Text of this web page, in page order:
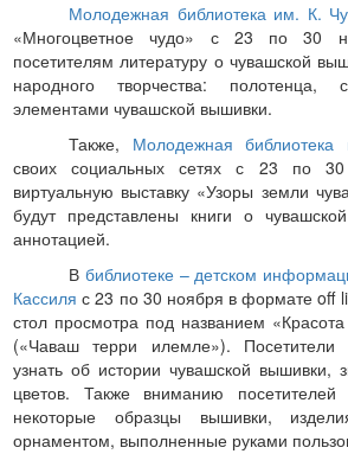
Молодежная библиотека им. К.
«Многоцветное чудо» с 23 по 30
посетителям литературу о чувашской
народного творчества:
элементами чувашской вышивки.
Также, Молодежная библиотека
своих социальных сетях с 23 по 30
виртуальную выставку «Узоры земли
будут представлены книги о
аннотацией.
В библиотеке – детском
Кассиля с 23 по 30 ноября в форматеoff
стол просмотра под названием
(«Чаваш терри илемле»). Посетители
узнать об истории чувашской вышивки,
цветов. Также вниманию посетителей
некоторые образцы вышивки,
орнаментом, выполненные руками